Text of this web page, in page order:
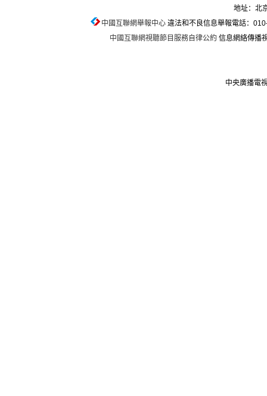
地址：北
中國互聯網舉報中心違法和不良信息舉報電話：
中國互聯網視聽節目服務自律公約 信息網絡傳播
中央廣播電